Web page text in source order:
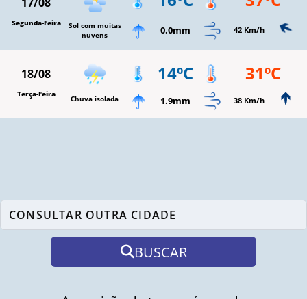
17/08
Segunda-Feira
Sol com muitas
nuvens
0.0mm 42 Km/h
18/08
Terça-Feira Chuva isolada
14ºC 31ºC
1.9mm 38 Km/h
BUSCAR